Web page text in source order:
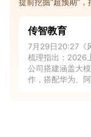
传智教育
7月29日20:27《
梳理指出：2026
公司搭建涵盖大
作，搭配华为、